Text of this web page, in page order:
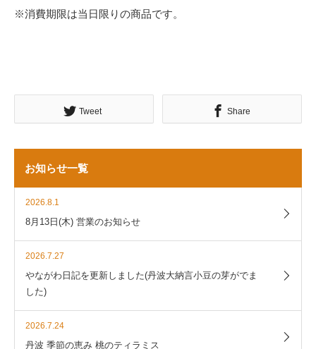
※消費期限は当日限りの商品です。
Tweet Share
お知らせ一覧
2026.8.1
8月13日(木) 営業のお知らせ
2026.7.27
やながわ日記を更新しました(丹波大納言小豆の芽がでま
した)
2026.7.24
丹波 季節の恵み 桃のティラミス